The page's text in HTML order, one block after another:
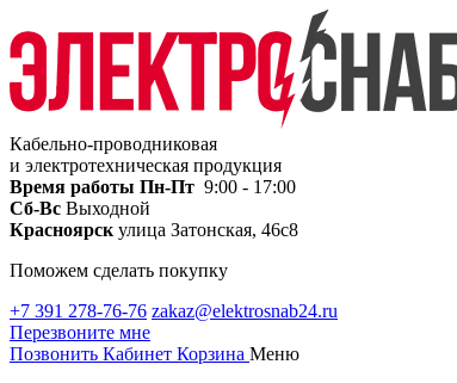
Кабельно-проводниковая
и электротехническая продукция
Время работы Пн-Пт 9:00 - 17:00
Сб-Вс Выходной
Красноярск улица Затонская, 46с8
Поможем сделать покупку
+7 391 278-76-76 zakaz@elektrosnab24.ru
Перезвоните мне
Позвонить Кабинет Корзина Меню